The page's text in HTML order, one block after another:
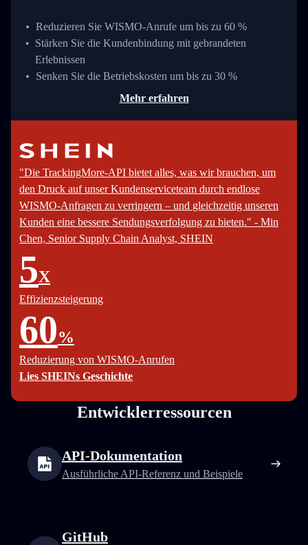
Reduzieren Sie WISMO-Anrufe um bis zu 60 %
Stärken Sie die Kundenbindung mit gebrandeten
Erlebnissen
Senken Sie die Betriebskosten um bis zu 30 %
Mehr erfahren
"Die TrackingMore-API bietet alles, was wir brauchen, um
den Druck auf unser Kundenserviceteam durch endlose
WISMO-Anfragen zu verringern – und gleichzeitig unseren
Kunden eine bessere Sendungsverfolgung zu bieten." - Min
Chen, Senior Supply Chain Analyst, SHEIN
5X
Effizienzsteigerung
60%
Reduzierung von WISMO-Anrufen
Lies SHEINs Geschichte
Entwicklerressourcen
API-Dokumentation
Ausführliche API-Referenz und Beispiele
GitHub